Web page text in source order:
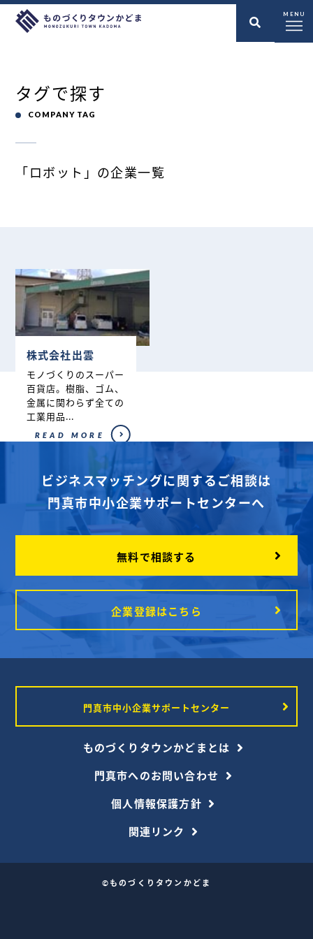
MENU
タグで探す
COMPANY TAG
「ロボット」の企業一覧
株式会社出雲
モノづくりのスーパー
百貨店。樹脂、ゴム、
金属に関わらず全ての
工業用品...
READ MORE
ビジネスマッチングに関するご相談は
門真市中小企業サポートセンターへ
無料で相談する
企業登録はこちら
門真市中小企業サポートセンター
ものづくりタウンかどまとは
門真市へのお問い合わせ
個人情報保護方針
関連リンク
©ものづくりタウンかどま